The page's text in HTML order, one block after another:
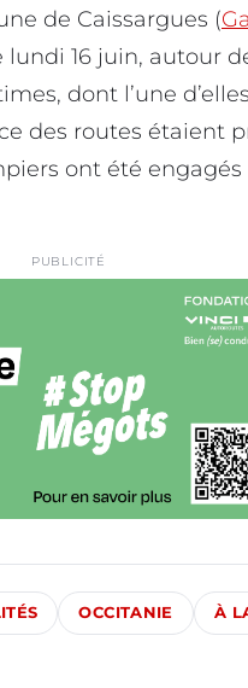
de Caissargues (
16 juin, autour
dont l’une
des routes étaient
ont été
PUBLICITÉ
OCCITANIE À